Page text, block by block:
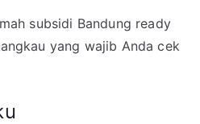
subsidi Bandung ready
yang wajib Anda cek